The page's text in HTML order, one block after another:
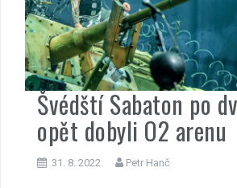
Švédští Sabaton po
opět dobyli O2 arenu
31. 8. 2022 Petr Hanč